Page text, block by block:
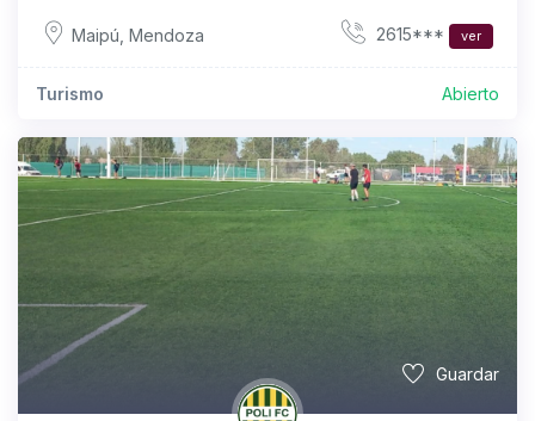
Maipú Mendoza 2615*** ver
Turismo Abierto
Guardar